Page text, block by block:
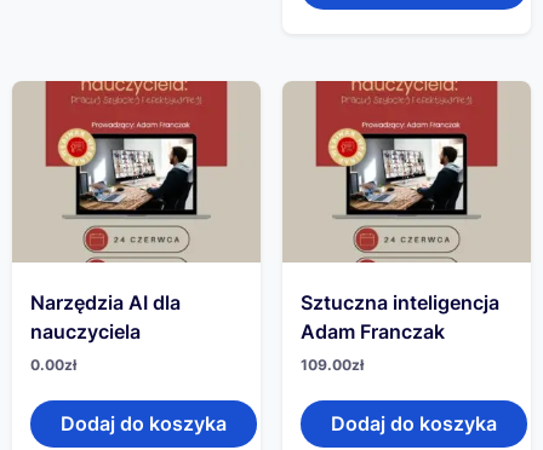
Narzędzia AI dla
nauczyciela
0.00zł
Dodaj do koszyka
Sztuczna inteligencja
Adam Franczak
109.00zł
Dodaj do koszyka